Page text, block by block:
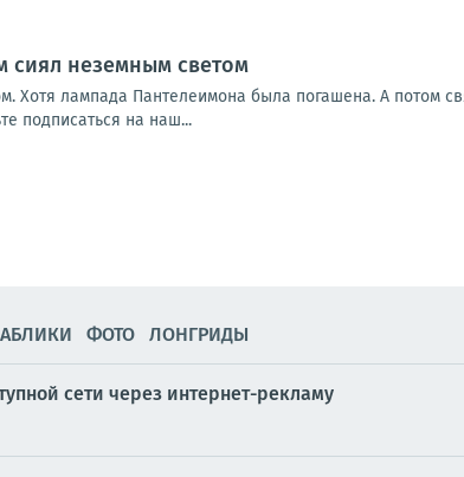
сиял неземным светом
Хотя лампада Пантелеимона была погашена. А потом
подписаться на наш...
ФОТО ЛОНГРИДЫ
сети через интернет-рекламу